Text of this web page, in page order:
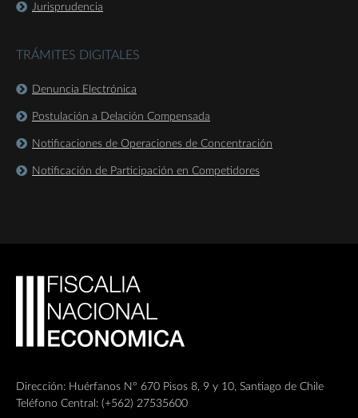
Jurisprudencia
TRÁMITES DIGITALES
Denuncia Electrónica
Postulación a Delación Compensada
Notificaciones de Operaciones de Concentración
Notificación de Participación en Competidores
Dirección: Huérfanos Nº 670 Pisos 8, 9 y 10, Santiago de Chile
Teléfono Central: (+562) 27535600